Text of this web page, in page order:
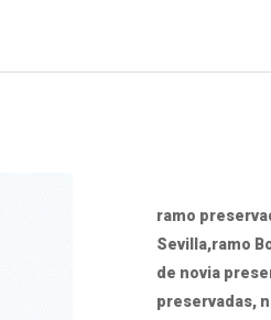
ramo
Sevilla,ramo
de novia
preservadas,